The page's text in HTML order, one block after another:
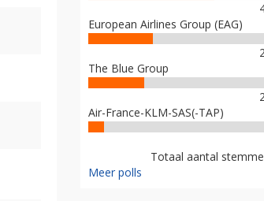
European Airlines Group (EAG)
The Blue Group
Air-France-KLM-SAS(-TAP)
Totaal aantal
Meer polls